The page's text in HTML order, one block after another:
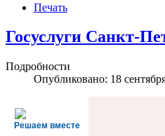
Печать
Госуслуги Санкт-
Подробности
Опубликовано: 18
Решаем вместе